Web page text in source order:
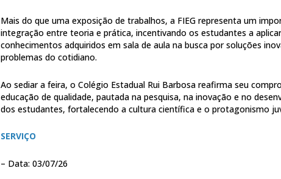
Mais do que uma exposição de trabalhos, a FIEG representa um
integração entre teoria e prática, incentivando os estudantes a
conhecimentos adquiridos em sala de aula na busca por soluções
problemas do cotidiano.
Ao sediar a feira, o Colégio Estadual Rui Barbosa reafirma seu
educação de qualidade, pautada na pesquisa, na inovação e no
dos estudantes, fortalecendo a cultura científica e o protagonismo
SERVIÇO
– Data: 03/07/26